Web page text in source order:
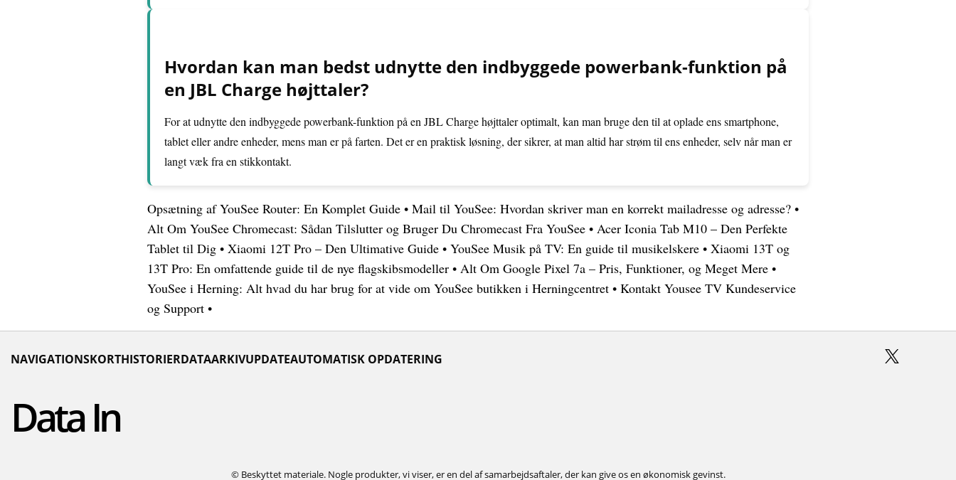
Hvordan kan man bedst udnytte den indbyggede powerbank-funktion på
en JBL Charge højttaler?
For at udnytte den indbyggede powerbank-funktion på en JBL Charge højttaler optimalt, kan man bruge den til at oplade ens smartphone,
tablet eller andre enheder, mens man er på farten. Det er en praktisk løsning, der sikrer, at man altid har strøm til ens enheder, selv når man er
langt væk fra en stikkontakt.
Opsætning af YouSee Router: En Komplet Guide • Mail til YouSee: Hvordan skriver man en korrekt mailadresse og adresse? •
Alt Om YouSee Chromecast: Sådan Tilslutter og Bruger Du Chromecast Fra YouSee • Acer Iconia Tab M10 – Den Perfekte
Tablet til Dig • Xiaomi 12T Pro – Den Ultimative Guide • YouSee Musik på TV: En guide til musikelskere • Xiaomi 13T og
13T Pro: En omfattende guide til de nye flagskibsmodeller • Alt Om Google Pixel 7a – Pris, Funktioner, og Meget Mere •
YouSee i Herning: Alt hvad du har brug for at vide om YouSee butikken i Herningcentret • Kontakt Yousee TV Kundeservice
og Support •
Data In
© Beskyttet materiale. Nogle produkter, vi viser, er en del af samarbejdsaftaler, der kan give os en økonomisk gevinst.
NAVIGATIONSKORTHISTORIERDATAARKIVUPDATEAUTOMATISK OPDATERING